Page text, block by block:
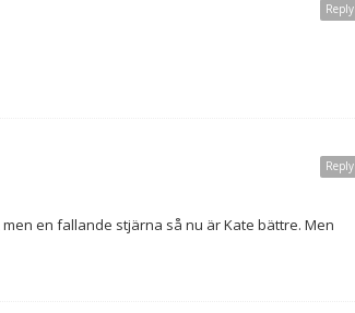
Reply
Reply
en fallande stjärna så nu är Kate bättre. Men